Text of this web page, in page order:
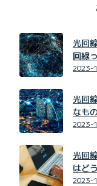
光回
回線
2023-
光回
なも
2023-
光回
はど
2023-